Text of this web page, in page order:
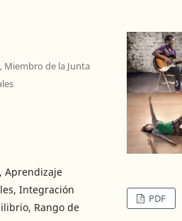
Miembro de la Junta
Aprendizaje
Integración
Rango de
PDF